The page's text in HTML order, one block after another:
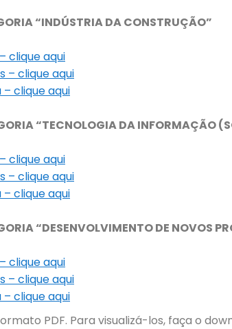
“INDÚSTRIA DA CONSTRUÇÃO”
clique aqui
– clique aqui
clique aqui
“TECNOLOGIA DA
clique aqui
– clique aqui
clique aqui
“DESENVOLVIMENTO DE NOVOS
clique aqui
– clique aqui
clique aqui
PDF. Para visualizá-los, faça o